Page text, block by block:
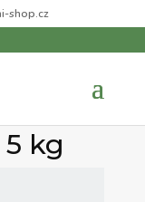
shop.cz
kg